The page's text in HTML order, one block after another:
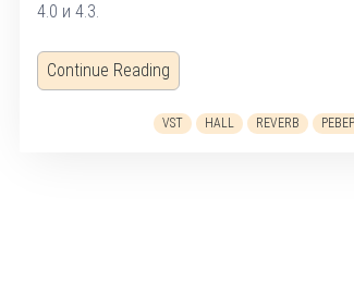
4.0 и 4.3.
Continue Reading
VST HALL REVERB